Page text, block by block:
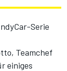
Serie
Teamchef
einiges